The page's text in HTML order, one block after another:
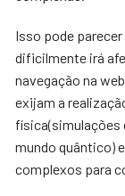
Isso pode
dificilmente irá
navegação na
exijam a
física(simulações
mundo quântico)
complexos para